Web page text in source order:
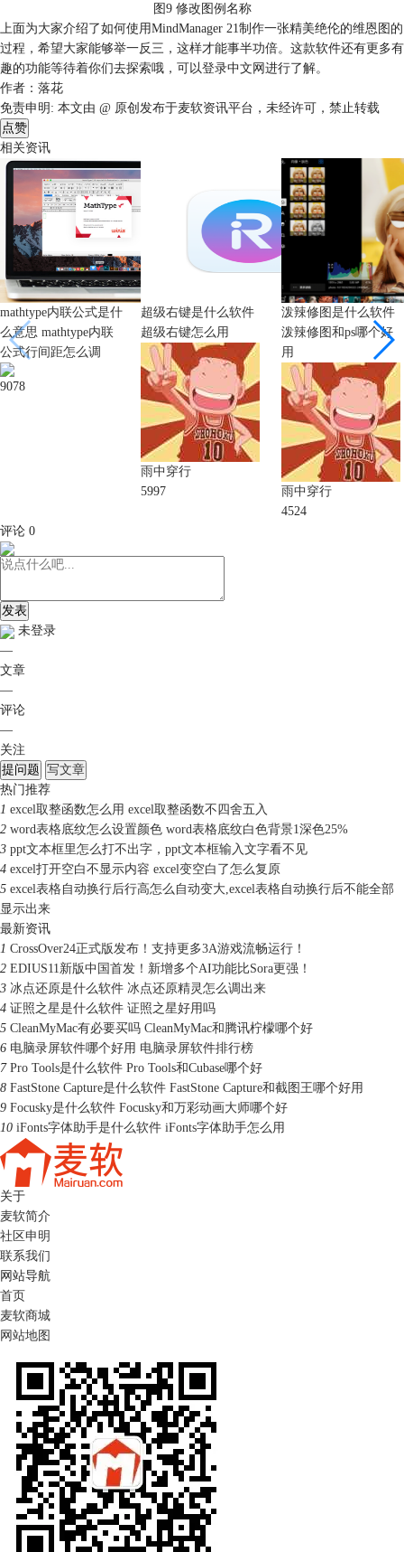
图9 修改图例名称
上面为大家介绍了如何使用MindManager 21制作一张精美绝伦的维恩图的
过程，希望大家能够举一反三，这样才能事半功倍。这款软件还有更多有
趣的功能等待着你们去探索哦，可以登录中文网进行了解。
作者：落花
免责申明: 本文由 @ 原创发布于麦软资讯平台，未经许可，禁止转载
点赞
相关资讯
mathtype内联公式是什
么意思 mathtype内联
公式行间距怎么调
9078
超级右键是什么软件
超级右键怎么用
雨中穿行
5997
泼辣修图是什么软件
泼辣修图和ps哪个好
用
雨中穿行
4524
评论 0
发表
未登录
—
文章
—
评论
—
关注
提问题 写文章
热门推荐
1 excel取整函数怎么用 excel取整函数不四舍五入
2 word表格底纹怎么设置颜色 word表格底纹白色背景1深色25%
3 ppt文本框里怎么打不出字，ppt文本框输入文字看不见
4 excel打开空白不显示内容 excel变空白了怎么复原
5 excel表格自动换行后行高怎么自动变大,excel表格自动换行后不能全部
显示出来
最新资讯
1 CrossOver24正式版发布！支持更多3A游戏流畅运行！
2 EDIUS11新版中国首发！新增多个AI功能比Sora更强！
3 冰点还原是什么软件 冰点还原精灵怎么调出来
4 证照之星是什么软件 证照之星好用吗
5 CleanMyMac有必要买吗 CleanMyMac和腾讯柠檬哪个好
6 电脑录屏软件哪个好用 电脑录屏软件排行榜
7 Pro Tools是什么软件 Pro Tools和Cubase哪个好
8 FastStone Capture是什么软件 FastStone Capture和截图王哪个好用
9 Focusky是什么软件 Focusky和万彩动画大师哪个好
10 iFonts字体助手是什么软件 iFonts字体助手怎么用
关于
麦软简介
社区申明
联系我们
网站导航
首页
麦软商城
网站地图